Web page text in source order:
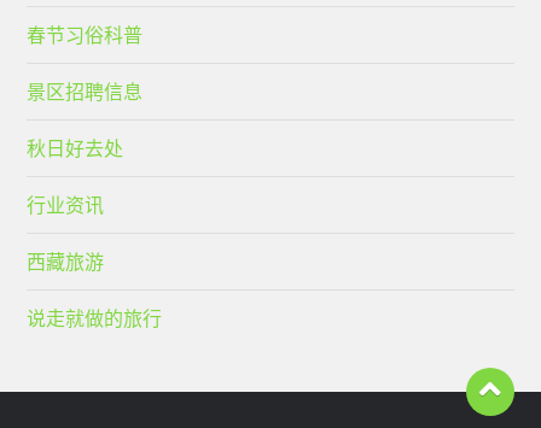
春节习俗科普
景区招聘信息
秋日好去处
行业资讯
西藏旅游
说走就做的旅行